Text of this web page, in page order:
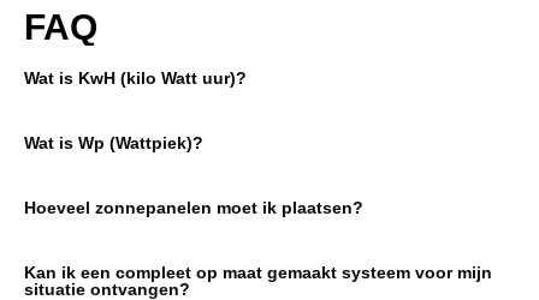
FAQ
Wat is KwH (kilo Watt uur)?
Wat is Wp (Wattpiek)?
Hoeveel zonnepanelen moet ik plaatsen?
Kan ik een compleet op maat gemaakt systeem voor mijn
situatie ontvangen?